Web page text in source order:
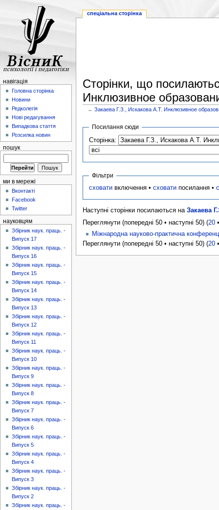
Сторінки, що
Инклюзивное
←Закаева Г.З., Искакова А.Т. Инклюзивное
Посилання сюди
Сторінка:
Фільтри
сховати включення •сховати посилання •
Наступні сторінки посилаються на Закаева
Переглянути (попередні 50 • наступні 50) (20
Міжнародна науково-практична
Переглянути (попередні 50 • наступні 50) (20
спеціальна сторінка
навігація
Головна сторінка
Новини
Редколегія
Нові редагування
Випадкова стаття
Розсилка новин
пошук
ми в мережі
Вконтакті
Facebook
Twitter
науковцям
Збірник наук. праць. -
Випуск 17
Збірник наук. праць. -
Випуск 16
Збірник наук. праць. -
Випуск 15
Збірник наук. праць. -
Випуск 14
Збірник наук. праць. -
Випуск 13
Збірник наук. праць. -
Випуск 12
Збірник наук. праць. -
Випуск 11
Збірник наук. праць. -
Випуск 10
Збірник наук. праць. -
Випуск 9
Збірник наук. праць. -
Випуск 8
Збірник наук. праць. -
Випуск 7
Збірник наук. праць. -
Випуск 6
Збірник наук. праць. -
Випуск 5
Збірник наук. праць. -
Випуск 4
Збірник наук. праць. -
Випуск 3
Збірник наук. праць. -
Випуск 2
Збірник наук. праць. -